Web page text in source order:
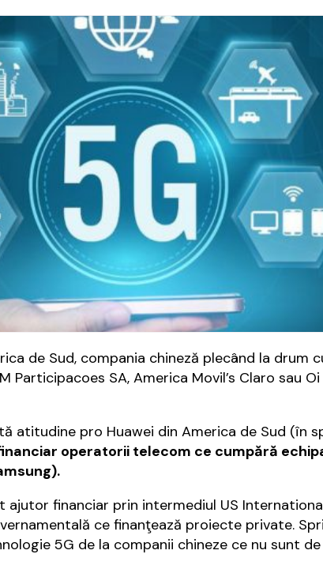
de Sud, compania chineză plecând la drum
Participacoes SA, America Movil’s Claro sau
atitudine pro Huawei din America de Sud (în
operatorii telecom ce cumpără
ajutor financiar prin intermediul US
ce finanţează proiecte private.
5G de la companii chineze ce nu sunt